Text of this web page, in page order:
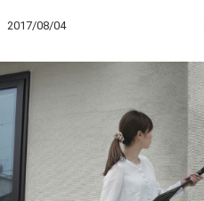
2017/08/04